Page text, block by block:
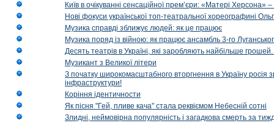
Київ в очікуванні сенсаційної прем’єри: «Матері
Нові фокуси української топ-театральної хореографині
Музика справді зближує людей: як це працює
Музика поряд із війною: як працює ансамбль 3-го
Десять театрів в Україні, які заробляють найбільше
Музикант з Великої літери
З початку широкомасштабного вторгнення в Україну росія
інфраструктури!
Коріння ідентичности
Як пісня "Гей, пливе кача" стала реквіємом Небесній сотні
Злидні, неймовірна популярність і загадкова смерть за